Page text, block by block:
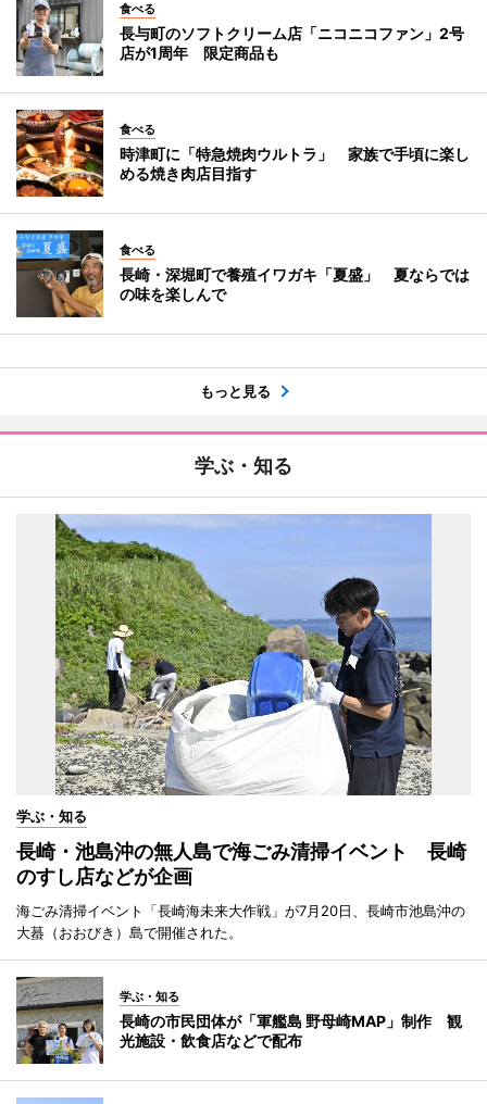
食べる
長与町のソフトクリーム店「ニコニコファン」2号
店が1周年 限定商品も
食べる
時津町に「特急焼肉ウルトラ」 家族で手頃に楽し
める焼き肉店目指す
食べる
長崎・深堀町で養殖イワガキ「夏盛」 夏ならでは
の味を楽しんで
もっと見る
学ぶ・知る
学ぶ・知る
長崎・池島沖の無人島で海ごみ清掃イベント 長崎
のすし店などが企画
海ごみ清掃イベント「長崎海未来大作戦」が7月20日、長崎市池島沖の
大蟇（おおびき）島で開催された。
学ぶ・知る
長崎の市民団体が「軍艦島 野母崎MAP」制作 観
光施設・飲食店などで配布